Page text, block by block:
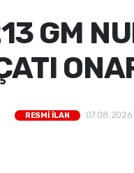
GM
RESMİ İLAN